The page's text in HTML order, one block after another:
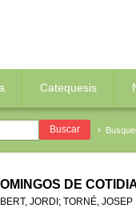
Catequesis
DE
JORDI; TORNÉ, JOSEP